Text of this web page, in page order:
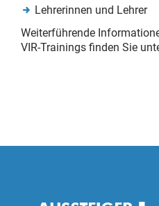
Lehrerinnen und Lehrer
Weiterführende
VIR-Trainings finden Sie